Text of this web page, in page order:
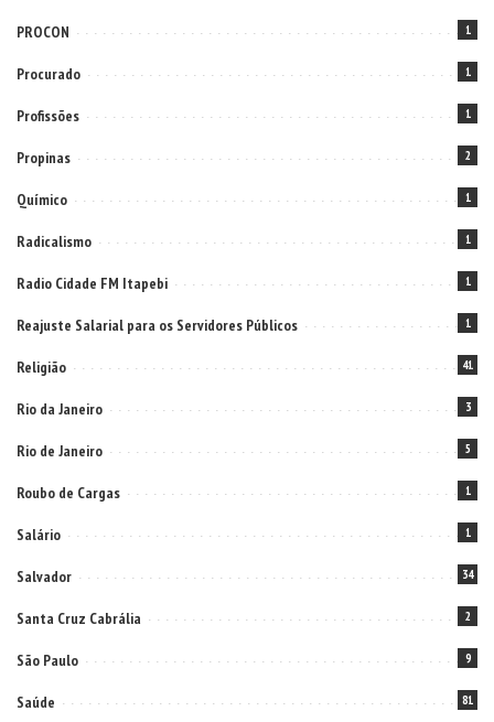
PROCON 1
Procurado 1
Profissões 1
Propinas 2
Químico 1
Radicalismo 1
Radio Cidade FM Itapebi 1
Reajuste Salarial para os Servidores Públicos 1
Religião 41
Rio da Janeiro 3
Rio de Janeiro 5
Roubo de Cargas 1
Salário 1
Salvador 34
Santa Cruz Cabrália 2
São Paulo 9
Saúde 81